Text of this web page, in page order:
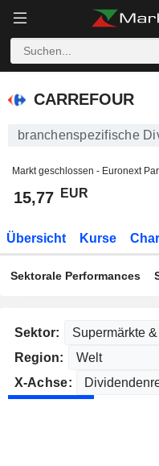
CARREFOUR
CARREFOUR
branchenspezifische
Markt geschlossen - Euronext
15,77 EUR
Übersicht Kurse
Sektorale Performances
Sektor:
Region:
X-Achse: